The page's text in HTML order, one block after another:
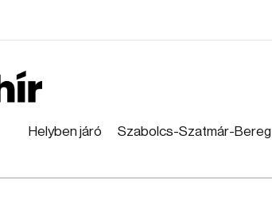
Helyben járó Szabolcs-Szatmár-Bereg